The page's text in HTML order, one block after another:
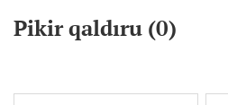
Pikir qaldıru (0)